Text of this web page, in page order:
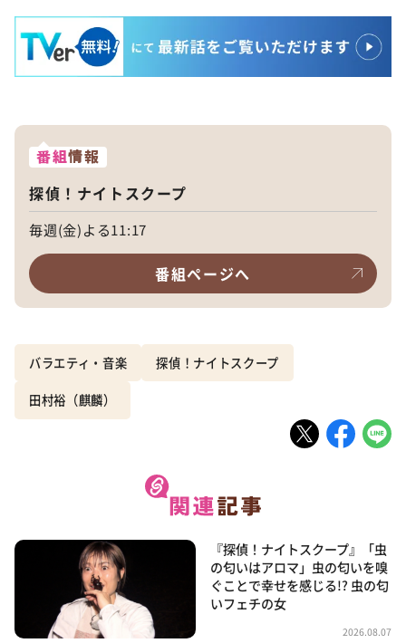
番組情報
探偵！ナイトスクープ
毎週(金)よる11:17
番組ページへ
バラエティ・音楽 探偵！ナイトスクープ
田村裕（麒麟）
『探偵！ナイトスクープ』「虫
の匂いはアロマ」虫の匂いを嗅
ぐことで幸せを感じる!? 虫の匂
いフェチの女
2026.08.07